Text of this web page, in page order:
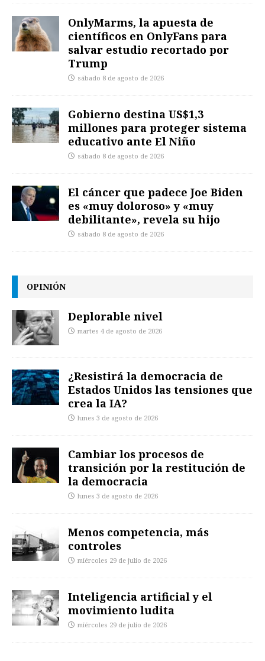
OnlyMarms, la apuesta de
científicos en OnlyFans para
salvar estudio recortado por
Trump
sábado 8 de agosto de 2026
Gobierno destina US$1,3
millones para proteger sistema
educativo ante El Niño
sábado 8 de agosto de 2026
El cáncer que padece Joe Biden
es «muy doloroso» y «muy
debilitante», revela su hijo
sábado 8 de agosto de 2026
OPINIÓN
Deplorable nivel
martes 4 de agosto de 2026
¿Resistirá la democracia de
Estados Unidos las tensiones que
crea la IA?
lunes 3 de agosto de 2026
Cambiar los procesos de
transición por la restitución de
la democracia
lunes 3 de agosto de 2026
Menos competencia, más
controles
miércoles 29 de julio de 2026
Inteligencia artificial y el
movimiento ludita
miércoles 29 de julio de 2026